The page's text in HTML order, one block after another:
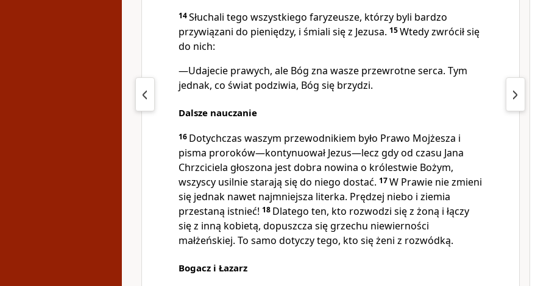
14Słuchali tego wszystkiego faryzeusze, którzy byli bardzo
przywiązani do pieniędzy, i śmiali się z Jezusa. 15Wtedy zwrócił się
do nich:
—Udajecie prawych, ale Bóg zna wasze przewrotne serca. Tym
jednak, co świat podziwia, Bóg się brzydzi.
Dalsze nauczanie
16 Dotychczas waszym przewodnikiem było Prawo Mojżesza i
pisma proroków—kontynuował Jezus—lecz gdy od czasu Jana
Chrzciciela głoszona jest dobra nowina o królestwie Bożym,
wszyscy usilnie starają się do niego dostać. 17W Prawie nie zmieni
się jednak nawet najmniejsza literka. Prędzej niebo i ziemia
przestaną istnieć! 18 Dlatego ten, kto rozwodzi się z żoną i łączy
się z inną kobietą, dopuszcza się grzechu niewierności
małżeńskiej. To samo dotyczy tego, kto się żeni z rozwódką.
Bogacz i Łazarz